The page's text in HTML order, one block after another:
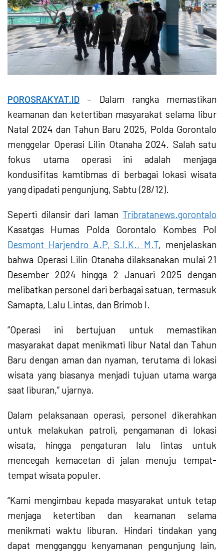
POROSRAKYAT.ID – Dalam rangka memastikan
keamanan dan ketertiban masyarakat selama libur
Natal 2024 dan Tahun Baru 2025, Polda Gorontalo
menggelar Operasi Lilin Otanaha 2024. Salah satu
fokus utama operasi ini adalah menjaga
kondusifitas kamtibmas di berbagai lokasi wisata
yang dipadati pengunjung, Sabtu (28/12).
Seperti dilansir dari laman Tribratanews.gorontalo
Kasatgas Humas Polda Gorontalo Kombes Pol
Desmont Harjendro A.P, S.I.K., M.T, menjelaskan
bahwa Operasi Lilin Otanaha dilaksanakan mulai 21
Desember 2024 hingga 2 Januari 2025 dengan
melibatkan personel dari berbagai satuan, termasuk
Samapta, Lalu Lintas, dan Brimob l.
“Operasi ini bertujuan untuk memastikan
masyarakat dapat menikmati libur Natal dan Tahun
Baru dengan aman dan nyaman, terutama di lokasi
wisata yang biasanya menjadi tujuan utama warga
saat liburan,” ujarnya.
Dalam pelaksanaan operasi, personel dikerahkan
untuk melakukan patroli, pengamanan di lokasi
wisata, hingga pengaturan lalu lintas untuk
mencegah kemacetan di jalan menuju tempat-
tempat wisata populer.
“Kami mengimbau kepada masyarakat untuk tetap
menjaga ketertiban dan keamanan selama
menikmati waktu liburan. Hindari tindakan yang
dapat mengganggu kenyamanan pengunjung lain,